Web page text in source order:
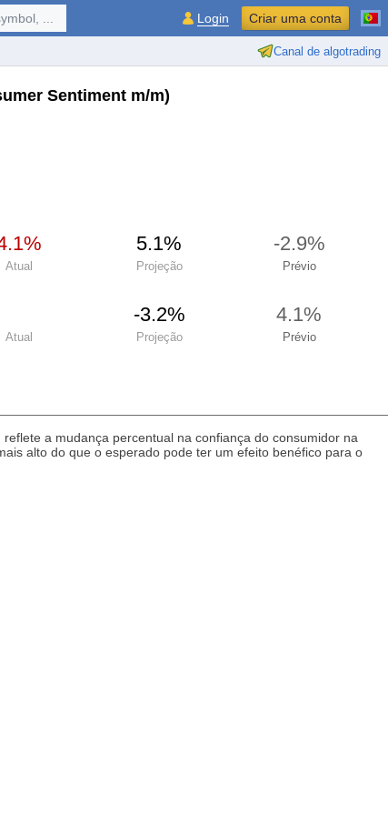
Canal de algotrading
... Login Criar uma conta
Sentiment m/m)
5.1% -2.9%
Atual Projeção Prévio
-3.2% 4.1%
Atual Projeção Prévio
a mudança percentual na confiança do consumidor na
alto do que o esperado pode ter um efeito benéfico para o